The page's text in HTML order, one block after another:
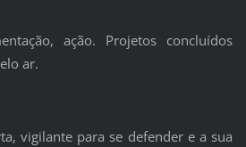
ação. Projetos concluídos
ar.
vigilante para se defender e a sua